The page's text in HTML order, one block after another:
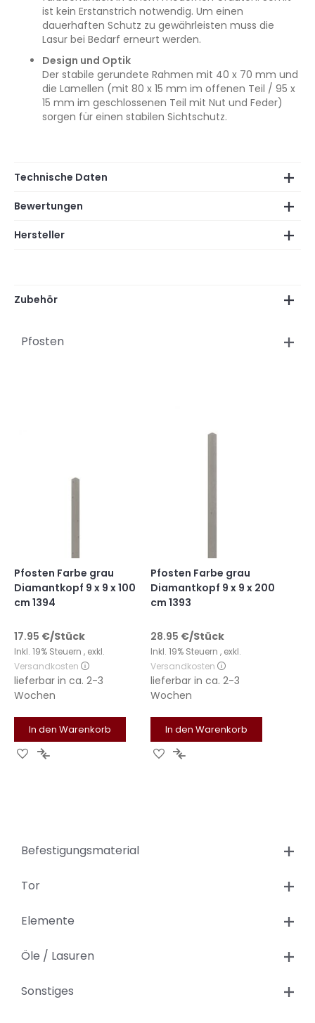
ist kein Erstanstrich notwendig. Um einen
dauerhaften Schutz zu gewährleisten muss die
Lasur bei Bedarf erneurt werden.
Design und Optik
Der stabile gerundete Rahmen mit 40 x 70 mm und
die Lamellen (mit 80 x 15 mm im offenen Teil / 95 x
15 mm im geschlossenen Teil mit Nut und Feder)
sorgen für einen stabilen Sichtschutz.
Technische Daten
Bewertungen
Hersteller
Zubehör
Pfosten
Pfosten Farbe grau
Diamantkopf 9 x 9 x 100
cm 1394
17.95 €/Stück
Inkl. 19% Steuern , exkl.
Versandkosten
lieferbar in ca. 2-3
Wochen
In den Warenkorb
Zur Zur
Pfosten Farbe grau
Diamantkopf 9 x 9 x 200
cm 1393
28.95 €/Stück
Inkl. 19% Steuern , exkl.
Versandkosten
lieferbar in ca. 2-3
Wochen
In den Warenkorb
Zur Zur
Befestigungsmaterial
Tor
Elemente
Öle / Lasuren
Sonstiges